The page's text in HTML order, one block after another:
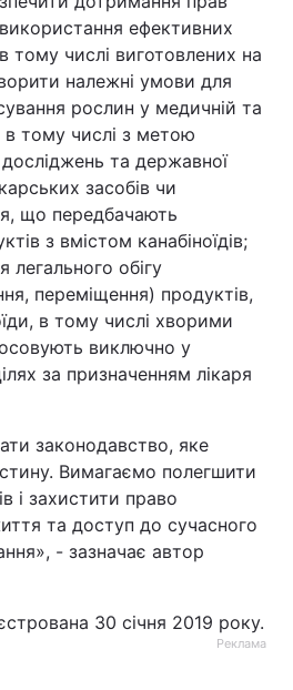
ефективних
тому числі виготовлених на
належні умови для
рослин у медичній та
в тому числі з метою
досліджень та державної
засобів чи
що передбачають
з вмістом канабіноїдів;
легального обігу
переміщення) продуктів,
в тому числі хворими
виключно у
за призначенням лікаря
законодавство, яке
Вимагаємо полегшити
і захистити право
та доступ до сучасного
- зазначає автор
30 січня 2019 року.
Реклама